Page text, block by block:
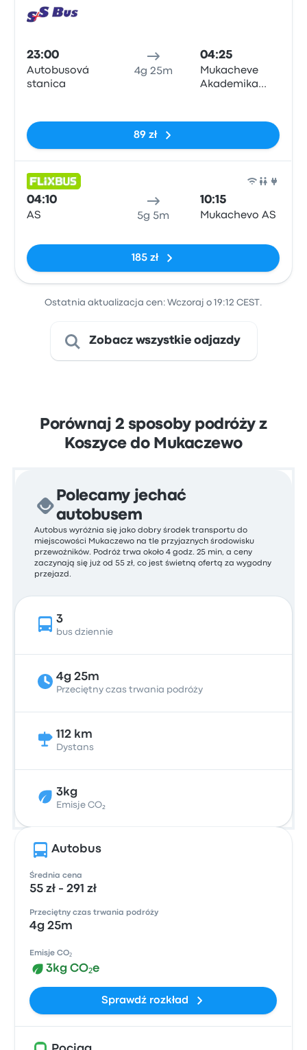
23:00
Autobusová
stanica
4g 25m
04:25
Mukacheve
Akademika
89 zł
04:10
AS 5g 5m
10:15
Mukachevo AS
185 zł
Ostatnia aktualizacja cen: Wczoraj o 19:12 CEST.
Zobacz wszystkie odjazdy
Porównaj 2 sposoby podróży z
Koszyce do Mukaczewo
Polecamy jechać
autobusem
Autobus wyróżnia się jako dobry środek transportu do
miejscowości Mukaczewo na tle przyjaznych środowisku
przewoźników. Podróż trwa około 4 godz. 25 min, a ceny
zaczynają się już od 55 zł, co jest świetną ofertą za wygodny
przejazd.
3
bus dziennie
4g 25m
Przeciętny czas trwania podróży
112 km
Dystans
3kg
Emisje CO₂
Autobus
Średnia cena
55 zł - 291 zł
Przeciętny czas trwania podróży
4g 25m
Emisje CO₂
3kg CO₂e
Sprawdź rozkład